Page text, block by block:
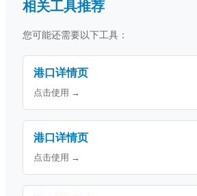
相关工具推荐
您可能还需要以下工具：
港口详情页
点击使用 →
港口详情页
点击使用 →